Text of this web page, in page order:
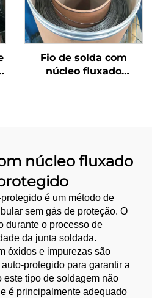
Fio de solda com
núcleo fluxado
núcleo fluxado
é um método de
sem gás de proteção. O
durante o processo de
da junta soldada.
óxidos e impurezas são
protegido para garantir a
tipo de soldagem não
é principalmente adequado